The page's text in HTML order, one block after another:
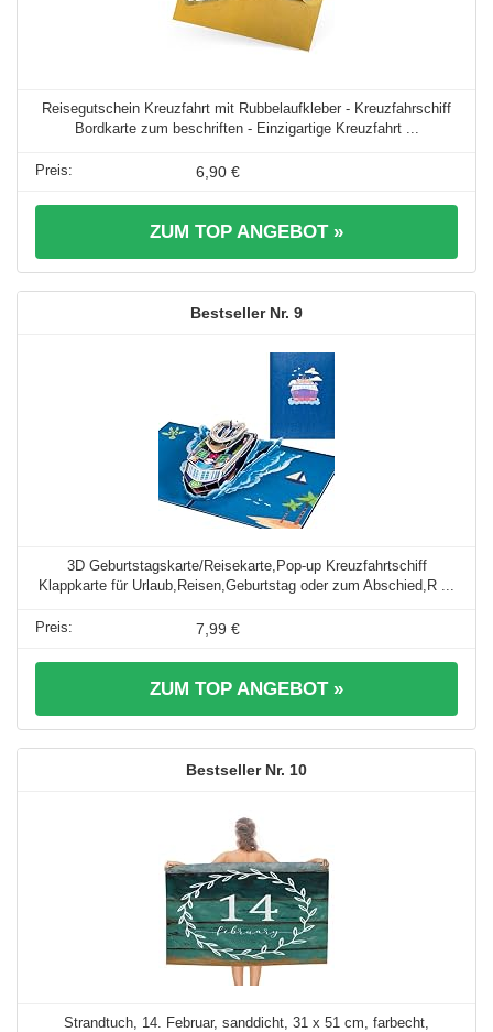
Reisegutschein Kreuzfahrt mit Rubbelaufkleber - Kreuzfahrschiff
Bordkarte zum beschriften - Einzigartige Kreuzfahrt ...
6,90 €
ZUM TOP ANGEBOT »
9
3D Geburtstagskarte/Reisekarte,Pop-up Kreuzfahrtschiff
Klappkarte für Urlaub,Reisen,Geburtstag oder zum Abschied,R ...
7,99 €
ZUM TOP ANGEBOT »
10
Strandtuch, 14. Februar, sanddicht, 31 x 51 cm, farbecht,